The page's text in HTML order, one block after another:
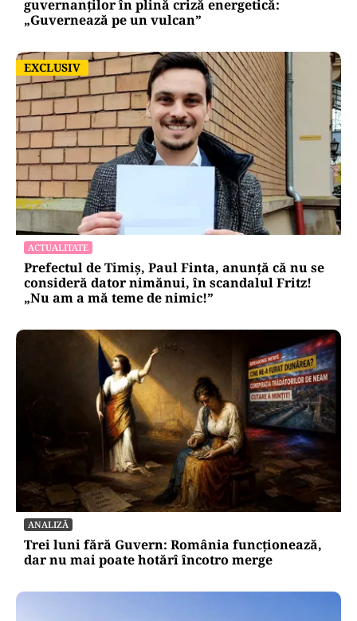
guvernanților în plină criză energetică:
„Guvernează pe un vulcan”
EXCLUSIV
EXCLUSIV
ACTUALITATE
Prefectul de Timiș, Paul Finta, anunță că nu se
consideră dator nimănui, în scandalul Fritz!
„Nu am a mă teme de nimic!”
ANALIZĂ
Trei luni fără Guvern: România funcționează,
dar nu mai poate hotărî încotro merge